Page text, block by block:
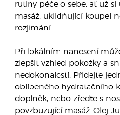
rutiny péče o sebe, ať už si
masáž, uklidňující koupel
rozjímání.
Při lokálním nanesení
zlepšit vzhled pokožky a
nedokonalostí. Přidejte
oblíbeného hydratačního
doplněk, nebo zřeďte s
povzbuzující masáž. Olej